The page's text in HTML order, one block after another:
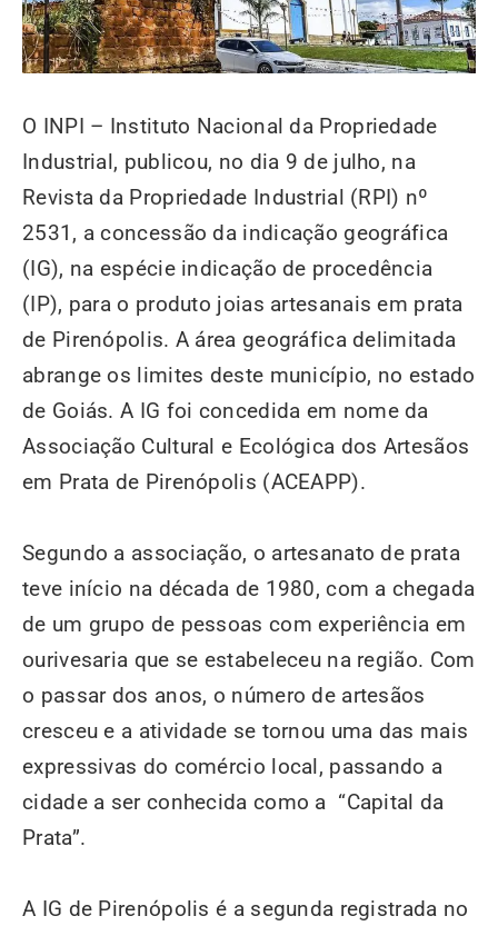
O INPI – Instituto Nacional da Propriedade
Industrial, publicou, no dia 9 de julho, na
Revista da Propriedade Industrial (RPI) nº
2531, a concessão da indicação geográfica
(IG), na espécie indicação de procedência
(IP), para o produto joias artesanais em prata
de Pirenópolis. A área geográfica delimitada
abrange os limites deste município, no estado
de Goiás. A IG foi concedida em nome da
Associação Cultural e Ecológica dos Artesãos
em Prata de Pirenópolis (ACEAPP).
Segundo a associação, o artesanato de prata
teve início na década de 1980, com a chegada
de um grupo de pessoas com experiência em
ourivesaria que se estabeleceu na região. Com
o passar dos anos, o número de artesãos
cresceu e a atividade se tornou uma das mais
expressivas do comércio local, passando a
cidade a ser conhecida como a “Capital da
Prata”.
A IG de Pirenópolis é a segunda registrada no